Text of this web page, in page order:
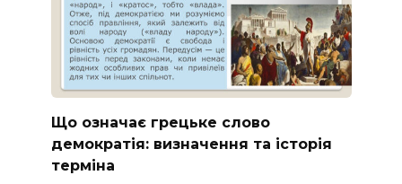
Що означає грецьке слово
демократія: визначення та історія
терміна